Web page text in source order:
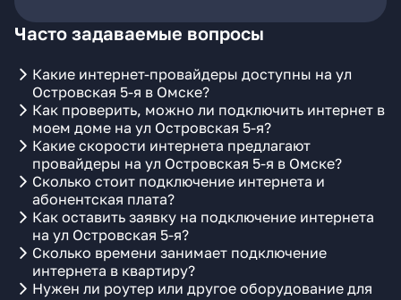
Часто задаваемые вопросы
Какие интернет-провайдеры доступны на ул
Островская 5-я в Омске?
Как проверить, можно ли подключить интернет в
моем доме на ул Островская 5-я?
Какие скорости интернета предлагают
провайдеры на ул Островская 5-я в Омске?
Сколько стоит подключение интернета и
абонентская плата?
Как оставить заявку на подключение интернета
на ул Островская 5-я?
Сколько времени занимает подключение
интернета в квартиру?
Нужен ли роутер или другое оборудование для